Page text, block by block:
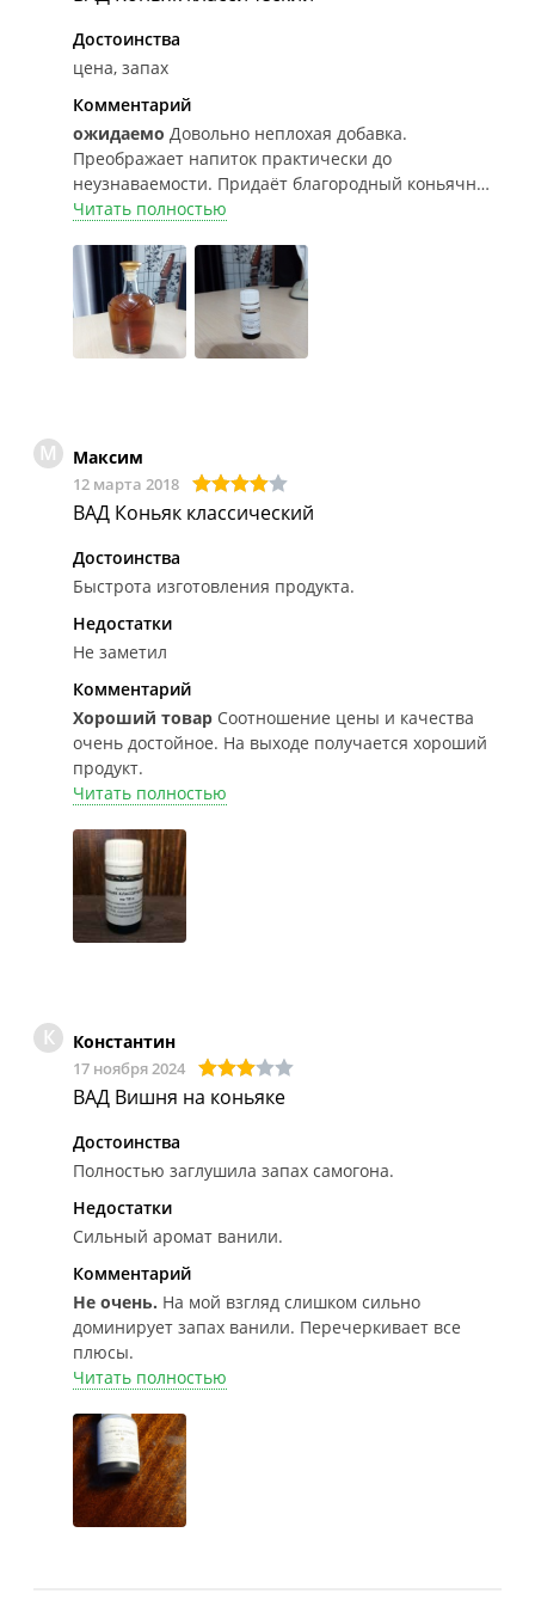
Достоинства
цена, запах
Комментарий
ожидаемо Довольно неплохая добавка.
Преображает напиток практически до
неузнаваемости. Придаёт благородный коньячный
цвет. Запах очень приятный(чем-то напоминает
запах сэма .
Читать полностью
М Максим
12 марта 2018
ВАД Коньяк классический
Достоинства
Быстрота изготовления продукта.
Недостатки
Не заметил
Комментарий
Хороший товар Соотношение цены и качества
очень достойное. На выходе получается хороший
продукт.
Читать полностью
К Константин
17 ноября 2024
ВАД Вишня на коньяке
Достоинства
Полностью заглушила запах самогона.
Недостатки
Сильный аромат ванили.
Комментарий
Не очень. На мой взгляд слишком сильно
доминирует запах ванили. Перечеркивает все
плюсы.
Читать полностью